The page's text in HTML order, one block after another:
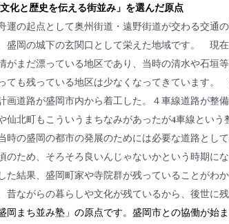
化と歴史を伝える街並み」を選んだ原点
の起点として奥州街道・遠野街道が交わる交通の
盛岡の城下の玄関口として栄えた地域です。　現
まだ漂っている地区であり、当時の清水や石垣
ても残っている地区は少なくなってきています。
画道路が盛岡市内から着工した。４車線道路が整
北町もこういうまちなみがあったが4車線という
の盛岡の都市の発展のためには必要な道路とし
ため、そろそろ良いんじゃないかという時期にな
結果、盛岡町家や寺院群が残っていることがわ
ながらの暮らしや文化が残ているから、後世に
岡まち並み塾」の原点です。盛岡市との協働が始ま